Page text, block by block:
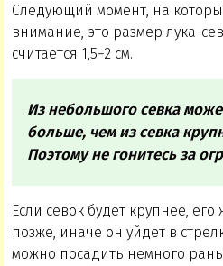
Следующий момент, на
внимание, это размер лука-
считается 1,5−2 см.
Из небольшого севка
больше, чем из севка
Поэтому не гонитесь за
Если севок будет крупнее,
позже, иначе он уйдет в
можно посадить немного